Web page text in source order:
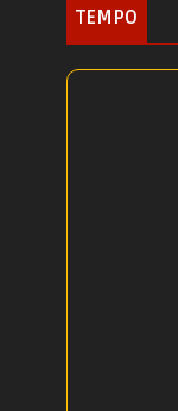
TEMPO